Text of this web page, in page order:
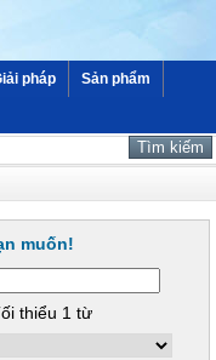
pháp Sản phẩm
muốn!
thiểu 1 từ